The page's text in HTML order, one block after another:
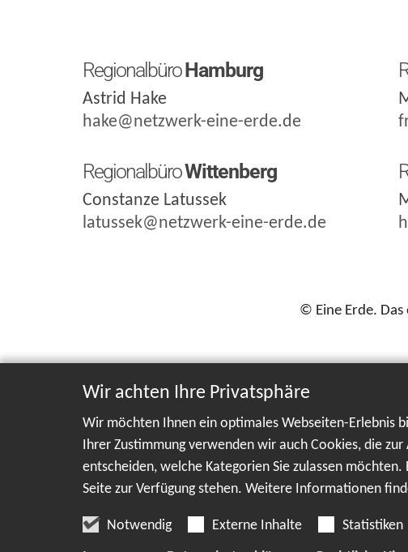
Wir achten Ihre Privatsphäre
Wir möchten Ihnen ein optimales Webseiten-Erlebnis
Ihrer Zustimmung verwenden wir auch Cookies, die
entscheiden, welche Kategorien Sie zulassen
Seite zur Verfügung stehen. Weitere Informationen
Notwendig Externe Inhalte Statistiken
RegionalbüroHamburg
Astrid Hake
hake@netzwerk-eine-erde.de
RegionalbüroWittenberg
Constanze Latussek
latussek@netzwerk-eine-erde.de
© Eine Erde.